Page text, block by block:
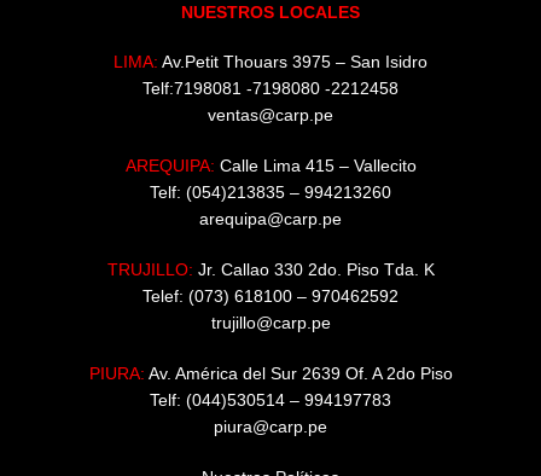
NUESTROS LOCALES
LIMA: Av.Petit Thouars 3975 – San Isidro
Telf:7198081 -7198080 -2212458
ventas@carp.pe
AREQUIPA: Calle Lima 415 – Vallecito
Telf: (054)213835 – 994213260
arequipa@carp.pe
TRUJILLO: Jr. Callao 330 2do. Piso Tda. K
Telef: (073) 618100 – 970462592
trujillo@carp.pe
PIURA: Av. América del Sur 2639 Of. A 2do Piso
Telf: (044)530514 – 994197783
piura@carp.pe